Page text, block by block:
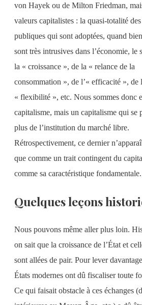
von Hayek ou de Milton Friedman,
valeurs capitalistes : la quasi-totalité
publiques qui sont adoptées, quand
sont très intrusives dans l’économie, le
la « croissance », de la « relance de la
consommation », de l’« efficacité », de
« flexibilité », etc. Nous sommes donc
capitalisme, mais un capitalisme qui se
plus de l’institution du marché libre.
Rétrospectivement, ce dernier
que comme un trait contingent du
comme sa caractéristique fondamentale.
Quelques leçons
Nous pouvons même aller plus loin.
on sait que la croissance de l’État et
sont allées de pair. Pour lever
États modernes ont dû fiscaliser toute
Ce qui faisait obstacle à ces échanges